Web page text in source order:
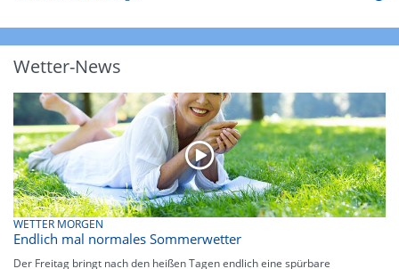
Wetter-News
WETTER MORGEN
Endlich mal normales Sommerwetter
Der Freitag bringt nach den heißen Tagen endlich eine spürbare